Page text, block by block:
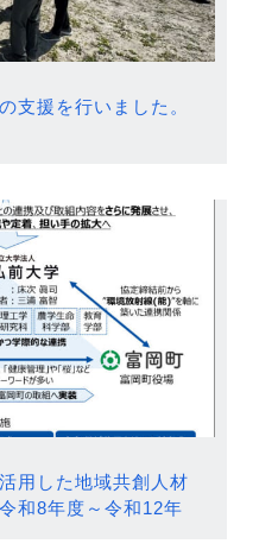
支援を行いました。
用した地域共創人材
和8年度～令和12年